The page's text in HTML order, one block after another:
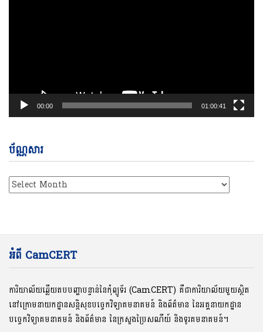
00:00 01:00:41
ប័ណ្ណសារ
ប័ណ្ណសារ
អំពី CamCERT
ការិយាល័យឆ្លើយតបបញ្ហាបន្ទាន់នៃកុំព្យូទ័រ (CamCERT) គឺជាការិយាល័យមួយស្ថិត
នៅក្រោមនាយកដ្ឋានសន្តិសុខបច្ចេកវិទ្យាគមនាគមន៍ និងព័ត៌មាន នៃអគ្គនាយកដ្ឋាន
បច្ចេកវិទ្យាគមនាគមន៍ និងព័ត៌មាន នៃក្រសួងប្រៃសណីយ៍ និងទូរគមនាគមន៍។